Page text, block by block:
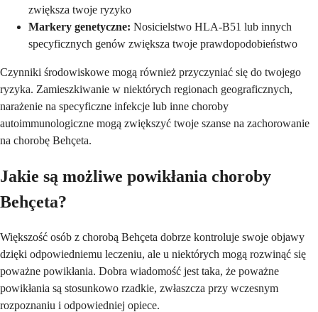
zwiększa twoje ryzyko
Markery genetyczne: Nosicielstwo HLA-B51 lub innych
specyficznych genów zwiększa twoje prawdopodobieństwo
Czynniki środowiskowe mogą również przyczyniać się do twojego
ryzyka. Zamieszkiwanie w niektórych regionach geograficznych,
narażenie na specyficzne infekcje lub inne choroby
autoimmunologiczne mogą zwiększyć twoje szanse na zachorowanie
na chorobę Behçeta.
Jakie są możliwe powikłania choroby
Behçeta?
Większość osób z chorobą Behçeta dobrze kontroluje swoje objawy
dzięki odpowiedniemu leczeniu, ale u niektórych mogą rozwinąć się
poważne powikłania. Dobra wiadomość jest taka, że poważne
powikłania są stosunkowo rzadkie, zwłaszcza przy wczesnym
rozpoznaniu i odpowiedniej opiece.